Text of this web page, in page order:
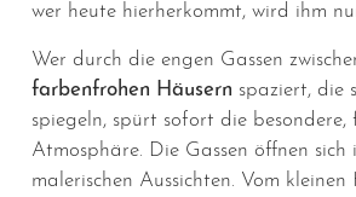
wer heute hierherkommt, wird ihm
Wer durch die engen Gassen
farbenfrohen Häusern spaziert, die
spiegeln, spürt sofort die besondere,
Atmosphäre. Die Gassen öffnen sich
malerischen Aussichten. Vom